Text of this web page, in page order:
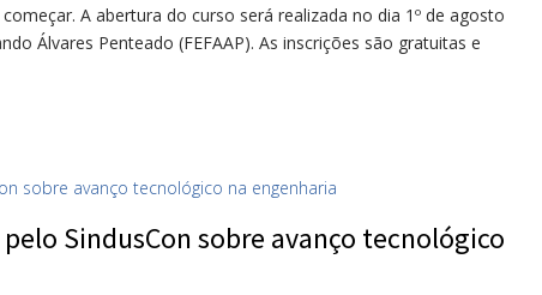
A abertura do curso será realizada no dia 1º de agosto
Álvares Penteado (FEFAAP). As inscrições são gratuitas e
SindusCon sobre avanço tecnológico